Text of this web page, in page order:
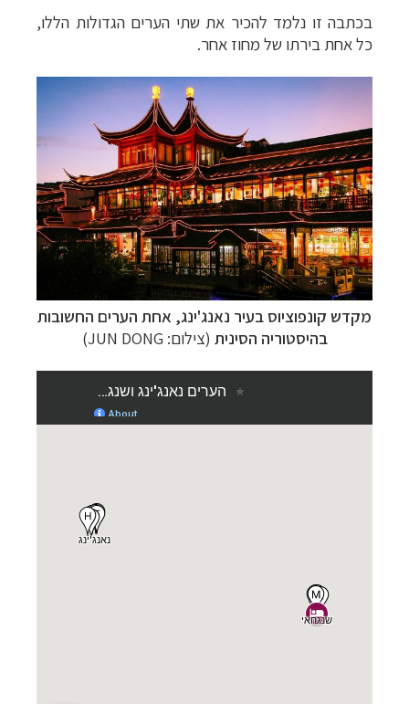
בכתבה זו נלמד להכיר את שתי הערים הגדולות הללו,
כל אחת בירתו של מחוז אחר.
מקדש קונפוציוס בעיר נאנג'ינג, אחת הערים החשובות
בהיסטוריה הסינית (צילום: JUN DONG)